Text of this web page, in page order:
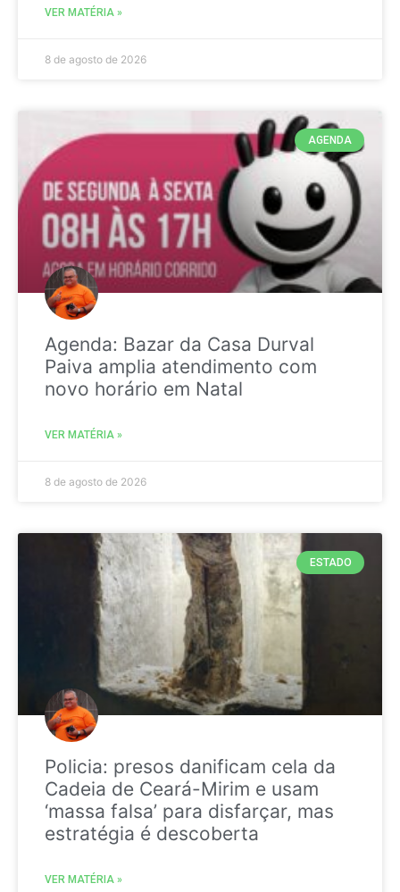
VER MATÉRIA »
8 de agosto de 2026
AGENDA
Agenda: Bazar da Casa Durval
Paiva amplia atendimento com
novo horário em Natal
VER MATÉRIA »
8 de agosto de 2026
ESTADO
Policia: presos danificam cela da
Cadeia de Ceará-Mirim e usam
‘massa falsa’ para disfarçar, mas
estratégia é descoberta
VER MATÉRIA »